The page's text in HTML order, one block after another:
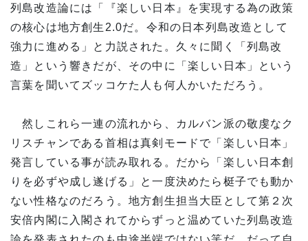
列島改造論には「『楽しい日本』を実現する為の政策
の核心は地方創生2.0だ。令和の日本列島改造として
強力に進める」と力説された。久々に聞く「列島改
造」という響きだが、その中に「楽しい日本」という
言葉を聞いてズッコケた人も何人かいただろう。
然しこれら一連の流れから、カルバン派の敬虔なク
リスチャンである首相は真剣モードで「楽しい日本」
発言している事が読み取れる。だから「楽しい日本創
りを必ずや成し遂げる」と一度決めたら梃子でも動か
ない性格なのだろう。地方創生担当大臣として第２次
安倍内閣に入閣されてからずっと温めていた列島改造